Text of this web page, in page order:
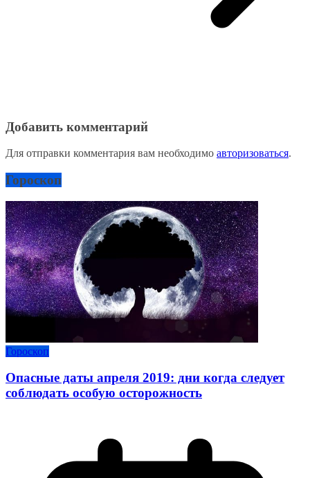
Добавить комментарий
Для отправки комментария вам необходимо авторизоваться.
Гороскоп
Гороскоп
Опасные даты апреля 2019: дни когда следует
соблюдать особую осторожность